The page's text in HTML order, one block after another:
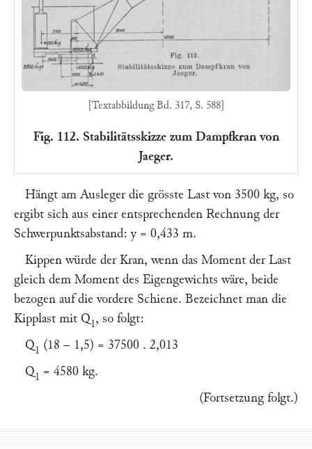
[Textabbildung Bd. 317, S. 588]
Fig. 112. Stabilitätsskizze zum Dampfkran von
Jaeger.
Hängt am Ausleger die grösste Last von 3500 kg, so
ergibt sich aus einer entsprechenden Rechnung der
Schwerpunktsabstand:y = 0,433 m.
Kippen würde der Kran, wenn das Moment der Last
gleich dem Moment des Eigengewichts wäre, beide
bezogen auf die vordere Schiene. Bezeichnet man die
Kipplast mit Q1, so folgt:
Q1 (18 – 1,5) = 37500 . 2,013
Q1 = 4580 kg.
(Fortsetzung folgt.)